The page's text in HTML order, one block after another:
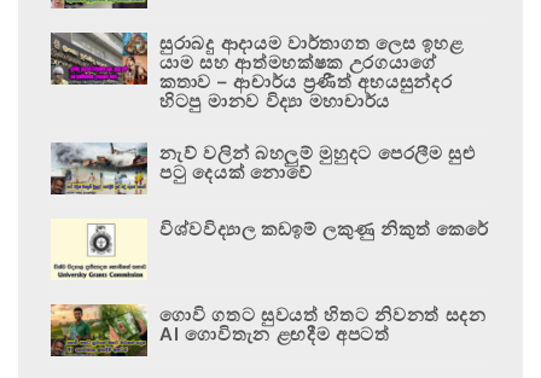
සුරාබදු ආදායම වාර්තාගත ලෙස ඉහළ
යාම සහ ආත්මභක්ෂක උරගයාගේ
කතාව – ආචාර්ය ප්‍රණීත් අභයසුන්දර
හිටපු මානව විද්‍යා මහාචාර්ය
නැව් වලින් බහලුම් මුහුදට පෙරලීම සුළු
පටු දෙයක් නොවේ
විශ්වවිද්‍යාල කඩඉම් ලකුණු නිකුත් කෙරේ
ගොවි ගතට සුවයත් හිතට නිවනත් සදන
AI ගොවිතැන ළඟදීම අපටත්